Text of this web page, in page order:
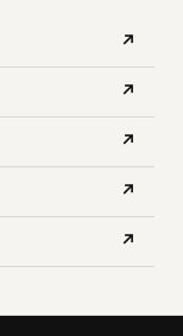
↗
↗
↗
↗
↗